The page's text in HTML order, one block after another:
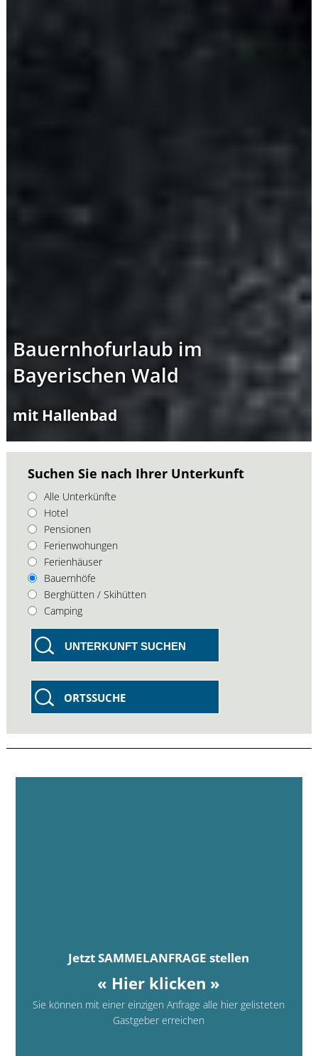
Bauernhofurlaub im
Bayerischen Wald
mit Hallenbad
Suchen Sie nach Ihrer Unterkunft
Alle Unterkünfte
Hotel
Pensionen
Ferienwohungen
Ferienhäuser
Bauernhöfe
Berghütten / Skihütten
Camping
UNTERKUNFT SUCHEN
ORTSSUCHE
Jetzt SAMMELANFRAGE stellen
« Hier klicken »
Sie können mit einer einzigen Anfrage alle hier gelisteten
Gastgeber erreichen